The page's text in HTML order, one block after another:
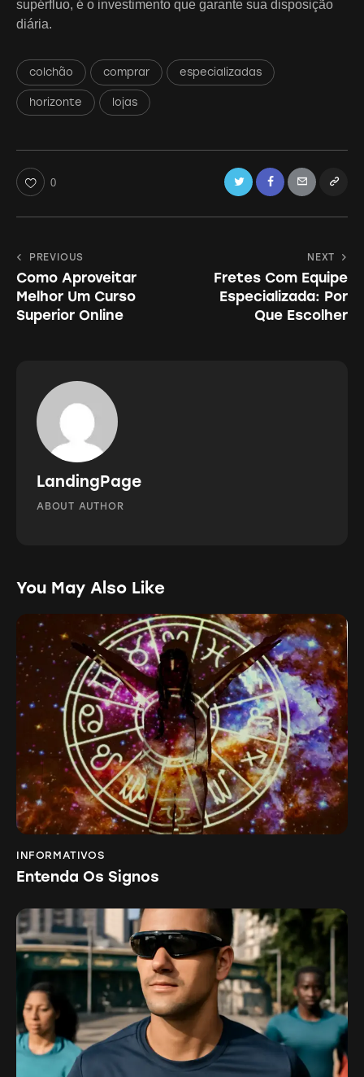
supérfluo, é o investimento que garante sua disposição
diária.
colchão comprar especializadas
horizonte lojas
0 Twitter FacebookEmail Copy
Navegação
de
Post
PREVIOUS
Como Aproveitar
Melhor Um Curso
Superior Online
NEXT
Fretes Com Equipe
Especializada: Por
Que Escolher
LandingPage
ABOUT AUTHOR
You May Also Like
INFORMATIVOS
Entenda Os Signos